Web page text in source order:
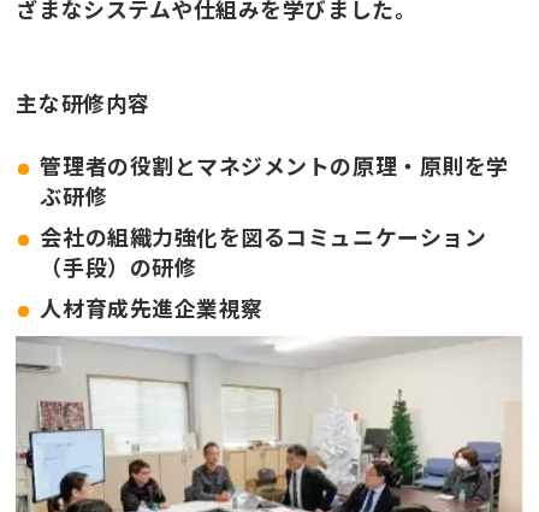
ざまなシステムや仕組みを学びました。
主な研修内容
管理者の役割とマネジメントの原理・原則を学
ぶ研修
会社の組織力強化を図るコミュニケーション
（手段）の研修
人材育成先進企業視察